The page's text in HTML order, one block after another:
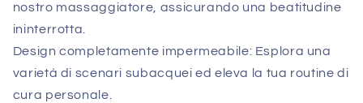
nostro massaggiatore, assicurando una beatitudine
ininterrotta.
Design completamente impermeabile: Esplora una
varietà di scenari subacquei ed eleva la tua routine di
cura personale.